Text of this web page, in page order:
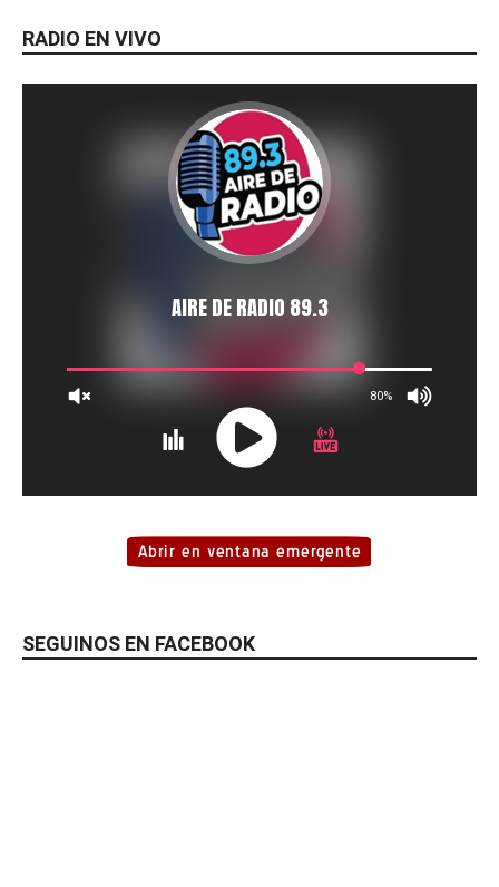
RADIO EN VIVO
SEGUINOS EN FACEBOOK